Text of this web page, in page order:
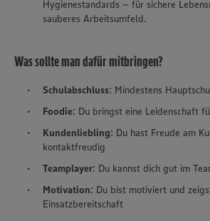
Hygienestandards – für sichere
sauberes Arbeitsumfeld.
Was sollte man dafür mitbringen?
Schulabschluss: Mindestens
Foodie: Du bringst eine Leidenschaft
Kundenliebling: Du hast Freude am
kontaktfreudig
Teamplayer: Du kannst dich gut im
Motivation: Du bist motiviert und
Einsatzbereitschaft